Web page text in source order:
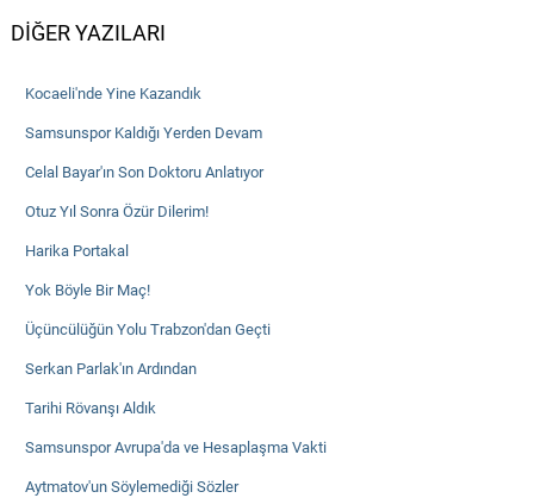
DİĞER YAZILARI
Kocaeli'nde Yine Kazandık
Samsunspor Kaldığı Yerden Devam
Celal Bayar'ın Son Doktoru Anlatıyor
Otuz Yıl Sonra Özür Dilerim!
Harika Portakal
Yok Böyle Bir Maç!
Üçüncülüğün Yolu Trabzon'dan Geçti
Serkan Parlak'ın Ardından
Tarihi Rövanşı Aldık
Samsunspor Avrupa'da ve Hesaplaşma Vakti
Aytmatov'un Söylemediği Sözler